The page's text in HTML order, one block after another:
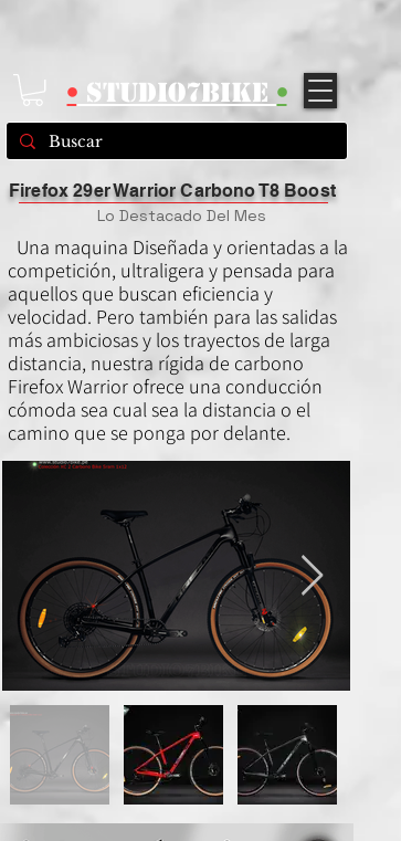
•STUDIO7BIKE •
Firefox 29er Warrior Carbono T8 Boost
Lo Destacado Del Mes
Una maquina Diseñada y orientadas a la
competición, ultraligera y pensada para
aquellos que buscan eficiencia y
velocidad. Pero también para las salidas
más ambiciosas y los trayectos de larga
distancia, nuestra rígida de carbono
Firefox Warrior ofrece una conducción
cómoda sea cual sea la distancia o el
camino que se ponga por delante.​​​​​​​